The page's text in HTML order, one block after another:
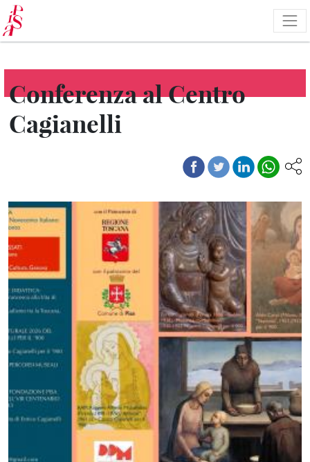
Salta
al
contenuto
principale
Conferenza al Centro
Cagianelli